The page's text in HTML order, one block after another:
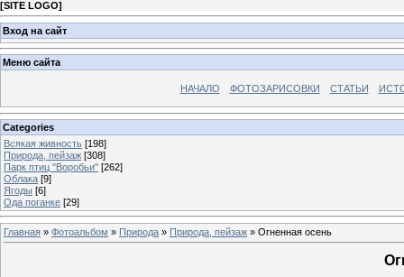
[SITE LOGO]
Вход на сайт
Меню сайта
НАЧАЛО ФОТОЗАРИСОВКИ СТАТЬИ
Categories
Всякая живность [198]
Природа, пейзаж [308]
Парк птиц "Воробьи" [262]
Облака [9]
Ягоды [6]
Ода поганке [29]
Главная » Фотоальбом » Природа » Природа, пейзаж » Огненная осень